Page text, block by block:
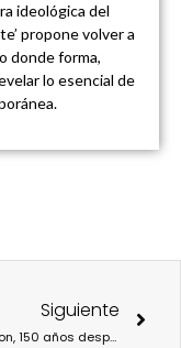
ideológica del
propone volver a
donde forma,
lo esencial de
Siguiente
Jack London, 150 años después: literatura, lucha y conciencia social en los márgenes del capitalismo